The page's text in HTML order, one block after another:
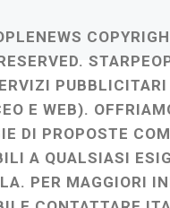
E WEB).
DI PROPOSTE
A QUALSIASI
PER MAGGIORI